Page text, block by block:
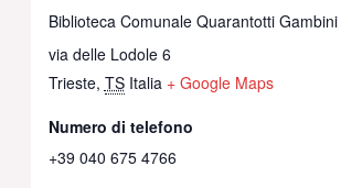
Biblioteca Comunale Quarantotti Gambini
via delle Lodole 6
Trieste, TS Italia + Google Maps
Numero di telefono
+39 040 675 4766